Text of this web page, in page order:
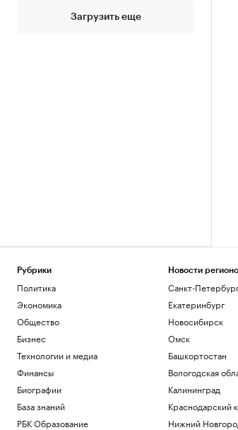
Загрузить еще
Рубрики
Политика
Экономика
Общество
Бизнес
Технологии и медиа
Финансы
Биографии
База знаний
РБК Образование
Новости
Санкт-
Екатеринбург
Новосибирск
Омск
Башкортостан
Вологодская
Калининград
Краснодарский
Нижний